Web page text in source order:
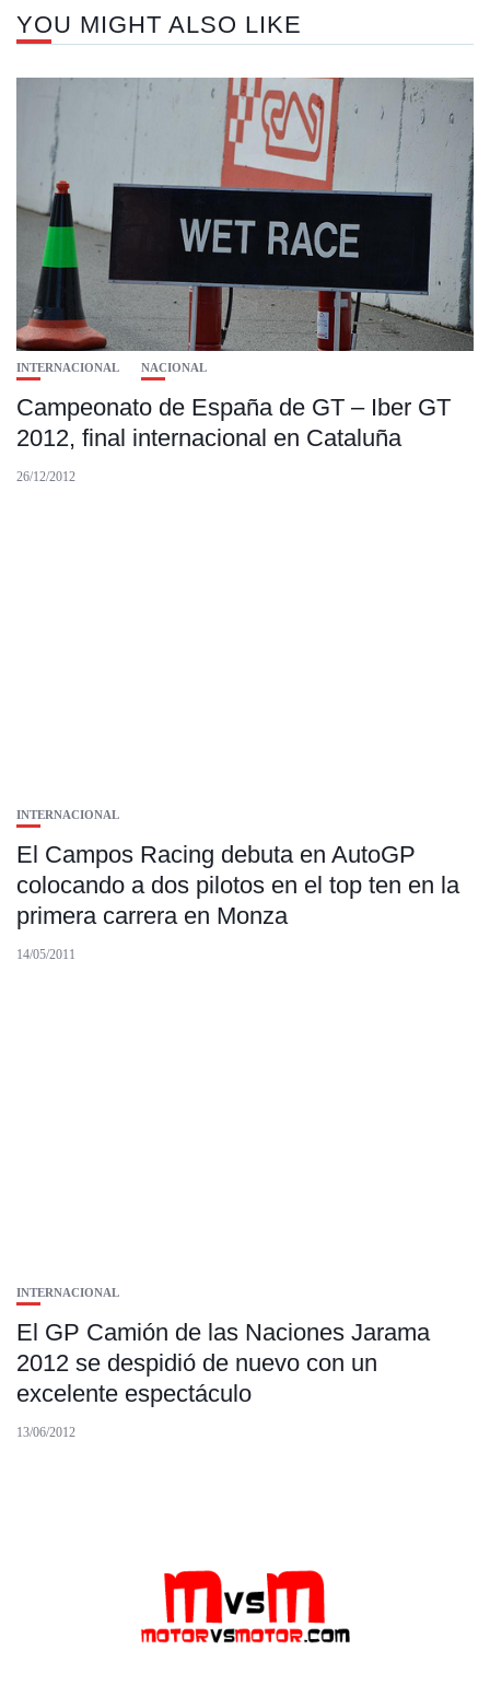
YOU MIGHT ALSO LIKE
INTERNACIONAL NACIONAL
Campeonato de España de GT – Iber GT
2012, final internacional en Cataluña
26/12/2012
INTERNACIONAL
El Campos Racing debuta en AutoGP
colocando a dos pilotos en el top ten en la
primera carrera en Monza
14/05/2011
INTERNACIONAL
El GP Camión de las Naciones Jarama
2012 se despidió de nuevo con un
excelente espectáculo
13/06/2012